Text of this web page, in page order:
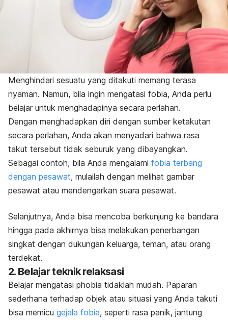
Menghindari sesuatu yang ditakuti memang terasa
nyaman. Namun, bila ingin mengatasi fobia, Anda perlu
belajar untuk menghadapinya secara perlahan.
Dengan menghadapkan diri dengan sumber ketakutan
secara perlahan, Anda akan menyadari bahwa rasa
takut tersebut tidak seburuk yang dibayangkan.
Sebagai contoh, bila Anda mengalami fobia terbang
dengan pesawat, mulailah dengan melihat gambar
pesawat atau mendengarkan suara pesawat.
Selanjutnya, Anda bisa mencoba berkunjung ke bandara
hingga pada akhirnya bisa melakukan penerbangan
singkat dengan dukungan keluarga, teman, atau orang
terdekat.
2. Belajar teknik relaksasi
Belajar mengatasi phobia tidaklah mudah. Paparan
sederhana terhadap objek atau situasi yang Anda takuti
bisa memicu gejala fobia, seperti rasa panik, jantung